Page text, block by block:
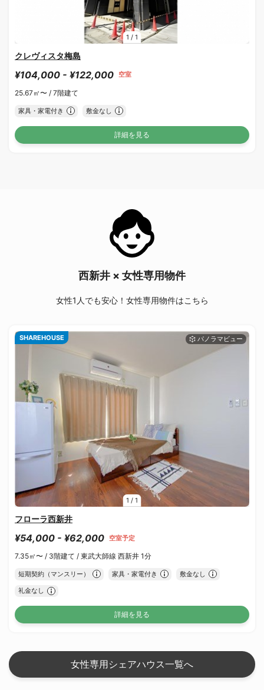
1 / 1
クレヴィスタ梅島
¥104,000 - ¥122,000 空室
25.67㎡〜 / 7階建て
家具・家電付き 敷金なし
詳細を見る
西新井 × 女性専用物件
女性1人でも安心！女性専用物件はこちら
1 / 1
SHAREHOUSE
フローラ西新井
¥54,000 - ¥62,000 空室予定
7.35㎡〜 / 3階建て / 東武大師線 西新井 1分
短期契約（マンスリー） 家具・家電付き 敷金なし
礼金なし
詳細を見る
女性専用シェアハウス一覧へ